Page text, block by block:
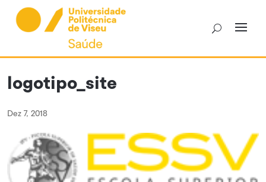
content
logotipo_site
Dez 7, 2018